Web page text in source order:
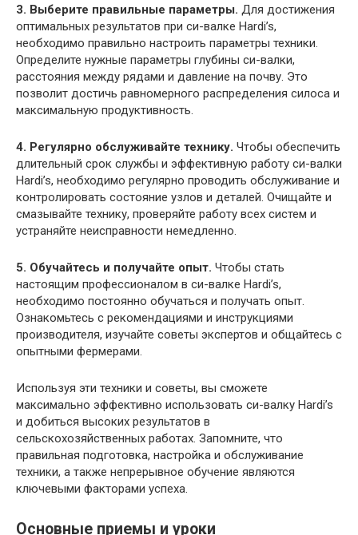
3. Выберите правильные параметры. Для достижения
оптимальных результатов при си-валке Hardi’s,
необходимо правильно настроить параметры техники.
Определите нужные параметры глубины си-валки,
расстояния между рядами и давление на почву. Это
позволит достичь равномерного распределения силоса и
максимальную продуктивность.
4. Регулярно обслуживайте технику. Чтобы обеспечить
длительный срок службы и эффективную работу си-валки
Hardi’s, необходимо регулярно проводить обслуживание и
контролировать состояние узлов и деталей. Очищайте и
смазывайте технику, проверяйте работу всех систем и
устраняйте неисправности немедленно.
5. Обучайтесь и получайте опыт. Чтобы стать
настоящим профессионалом в си-валке Hardi’s,
необходимо постоянно обучаться и получать опыт.
Ознакомьтесь с рекомендациями и инструкциями
производителя, изучайте советы экспертов и общайтесь с
опытными фермерами.
Используя эти техники и советы, вы сможете
максимально эффективно использовать си-валку Hardi’s
и добиться высоких результатов в
сельскохозяйственных работах. Запомните, что
правильная подготовка, настройка и обслуживание
техники, а также непрерывное обучение являются
ключевыми факторами успеха.
Основные приемы и уроки